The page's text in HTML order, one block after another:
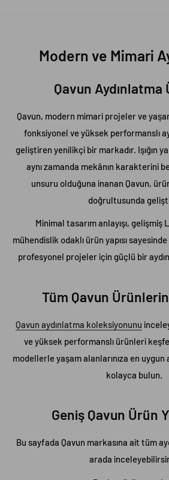
Modern ve Mimari
Qavun
Qavun, modern mimari projeler ve
fonksiyonel ve yüksek performanslı
geliştiren yenilikçi bir markadır. Işığın
aynı zamanda mekânın karakterini
unsuru olduğuna inanan Qavun,
doğrultusunda
Minimal tasarım anlayışı, gelişmiş
mühendislik odaklı ürün yapısı
profesyonel projeler için güçlü bir
Tüm Qavun
Qavun aydınlatma koleksiyonunu
ve yüksek performanslı ürünleri
modellerle yaşam alanlarınıza en
kolayca bulun.
Geniş Qavun Ürün
Bu sayfada Qavun markasına ait tüm
arada